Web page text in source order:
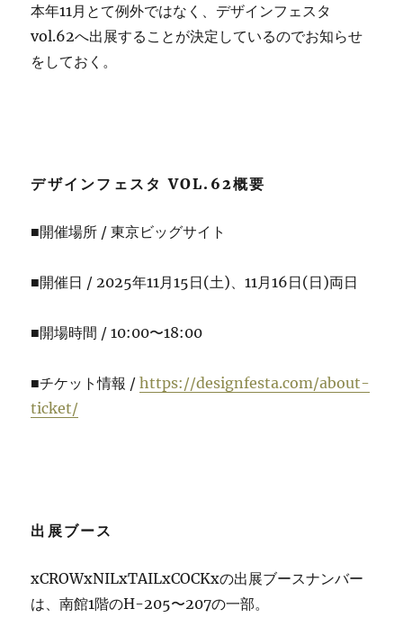
本年11月とて例外ではなく、デザインフェスタ
vol.62へ出展することが決定しているのでお知らせ
をしておく。
デザインフェスタ VOL.62概要
■開催場所 / 東京ビッグサイト
■開催日 / 2025年11月15日(土)、11月16日(日)両日
■開場時間 / 10:00〜18:00
■チケット情報 /https://designfesta.com/about-
ticket/
出展ブース
xCROWxNILxTAILxCOCKxの出展ブースナンバー
は、南館1階のH-205〜207の一部。